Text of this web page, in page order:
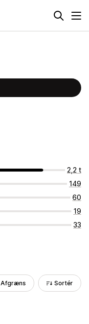
2,2 t
149
60
19
33
Afgræns Sortér